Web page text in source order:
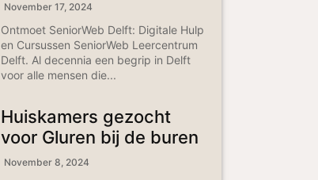
November 17, 2024
Ontmoet SeniorWeb Delft: Digitale Hulp
en Cursussen SeniorWeb Leercentrum
Delft. Al decennia een begrip in Delft
voor alle mensen die...
Huiskamers gezocht
voor Gluren bij de buren
November 8, 2024